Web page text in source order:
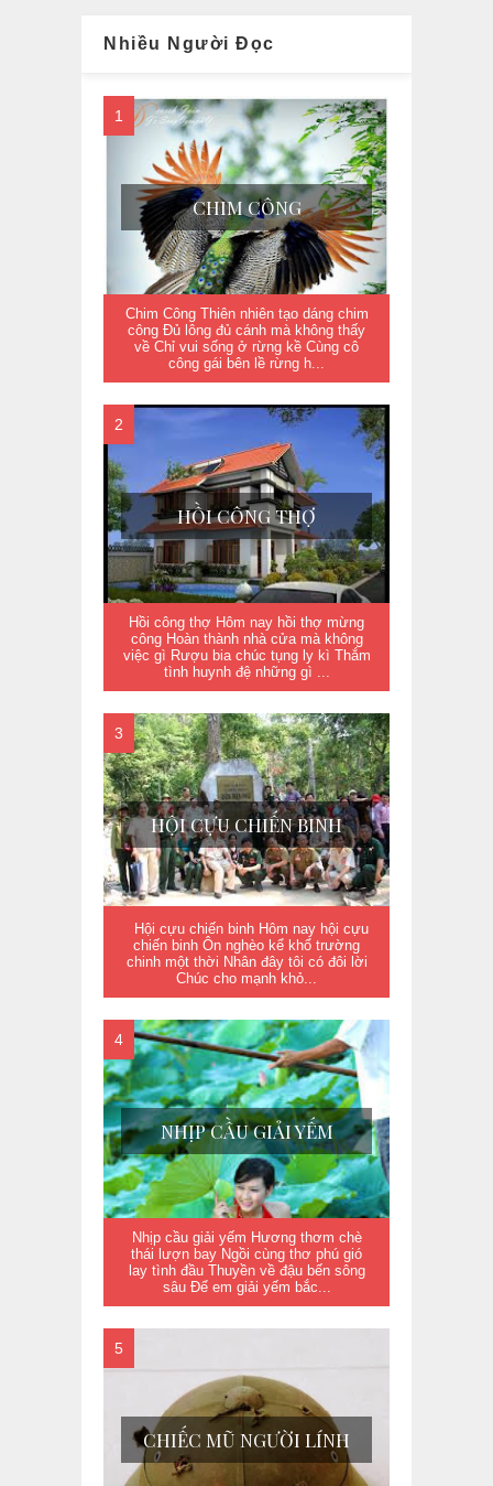
Nhiều Người Đọc
CHIM CÔNG
Chim Công Thiên nhiên tạo dáng chim
công Đủ lông đủ cánh mà không thấy
về Chỉ vui sống ở rừng kề Cùng cô
công gái bên lề rừng h...
HỒI CÔNG THỢ
Hồi công thợ Hôm nay hồi thợ mừng
công Hoàn thành nhà cửa mà không
việc gì Rượu bia chúc tụng ly kì Thắm
tình huynh đệ những gì ...
HỘI CỰU CHIẾN BINH
Hội cựu chiến binh Hôm nay hội cựu
chiến binh Ôn nghèo kể khổ trường
chinh một thời Nhân đây tôi có đôi lời
Chúc cho mạnh khỏ...
NHỊP CẦU GIẢI YẾM
Nhịp cầu giải yếm Hương thơm chè
thái lượn bay Ngồi cùng thơ phú gió
lay tình đầu Thuyền về đậu bến sông
sâu Để em giải yếm bắc...
CHIẾC MŨ NGƯỜI LÍNH